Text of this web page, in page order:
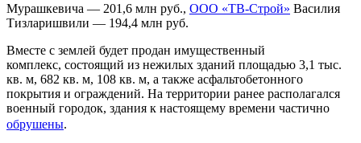
Мурашкевича — 201,6 млн руб., ООО «ТВ-Строй» Василия
Тизларишвили — 194,4 млн руб.
Вместе с землей будет продан имущественный
комплекс, состоящий из нежилых зданий площадью 3,1 тыс.
кв. м, 682 кв. м, 108 кв. м, а также асфальтобетонного
покрытия и ограждений. На территории ранее располагался
военный городок, здания к настоящему времени частично
обрушены.